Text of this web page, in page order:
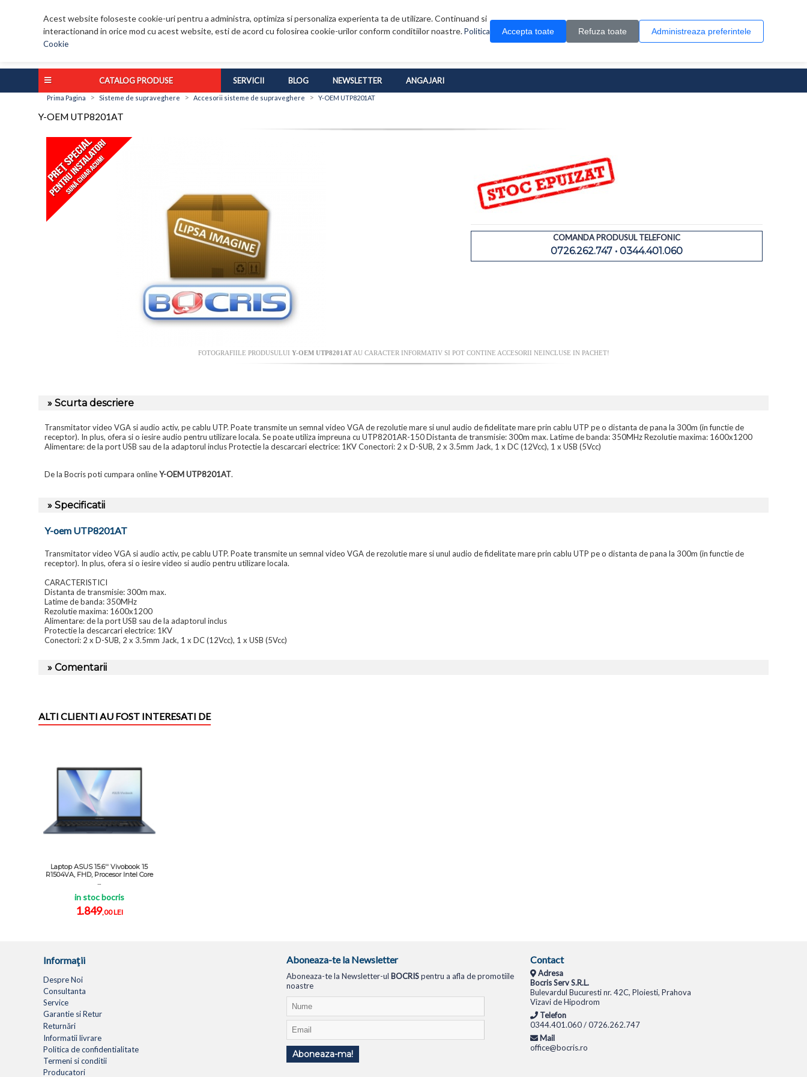
Acest website foloseste cookie-uri pentru a administra, optimiza si personaliza experienta ta de utilizare. Continuand si
interactionand in orice mod cu acest website, esti de acord cu folosirea cookie-urilor conform conditiilor noastre.Politica
Cookie
Accepta toate Refuza toate Administreaza preferintele
0 produs(e)
CATALOG PRODUSE SERVICII BLOG NEWSLETTER ANGAJARI
Prima Pagina > Sisteme de supraveghere > Accesorii sisteme de supraveghere > Y-OEM UTP8201AT
Y-OEM UTP8201AT
COMANDA PRODUSUL TELEFONIC
0726.262.747 • 0344.401.060
FOTOGRAFIILE PRODUSULUI Y-OEM UTP8201ATAU CARACTER INFORMATIV SI POT CONTINE ACCESORII NEINCLUSE IN PACHET!
» Scurta descriere
Transmitator video VGA si audio activ, pe cablu UTP. Poate transmite un semnal video VGA de rezolutie mare si unul audio de fidelitate mare prin cablu UTP pe o distanta de pana la 300m (in functie de
receptor). In plus, ofera si o iesire audio pentru utilizare locala. Se poate utiliza impreuna cu UTP8201AR-150 Distanta de transmisie: 300m max. Latime de banda: 350MHz Rezolutie maxima: 1600x1200
Alimentare: de la port USB sau de la adaptorul inclus Protectie la descarcari electrice: 1KV Conectori: 2 x D-SUB, 2 x 3.5mm Jack, 1 x DC (12Vcc), 1 x USB (5Vcc)
De la Bocris poti cumpara onlineY-OEM UTP8201AT.
» Specificatii
Y-oem UTP8201AT
Transmitator video VGA si audio activ, pe cablu UTP. Poate transmite un semnal video VGA de rezolutie mare si unul audio de fidelitate mare prin cablu UTP pe o distanta de pana la 300m (in functie de
receptor). In plus, ofera si o iesire video si audio pentru utilizare locala.
CARACTERISTICI
Distanta de transmisie: 300m max.
Latime de banda: 350MHz
Rezolutie maxima: 1600x1200
Alimentare: de la port USB sau de la adaptorul inclus
Protectie la descarcari electrice: 1KV
Conectori: 2 x D-SUB, 2 x 3.5mm Jack, 1 x DC (12Vcc), 1 x USB (5Vcc)
» Comentarii
ALTI CLIENTI AU FOST INTERESATI DE
Laptop ASUS 15.6'' Vivobook 15
R1504VA, FHD, Procesor Intel Core
...
in stoc bocris
1.849,00 LEI
Informaţii
Despre Noi
Consultanta
Service
Garantie si Retur
Returnări
Informatii livrare
Politica de confidentialitate
Termeni si conditii
Producatori
Aboneaza-te la Newsletter
Aboneaza-te la Newsletter-ul BOCRISpentru a afla de promotiile
noastre
Aboneaza-ma!
Contact
Adresa
Bocris Serv S.R.L.
Bulevardul Bucuresti nr. 42C, Ploiesti, Prahova
Vizavi de Hipodrom
Telefon
0344.401.060 / 0726.262.747
Mail
office@bocris.ro